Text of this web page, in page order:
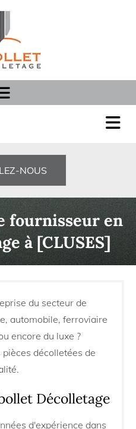
NOUS
fournisseur en
à [CLUSES]
du secteur de
automobile, ferroviaire
encore du luxe ?
décolletées de
Décolletage
d'expérience dans